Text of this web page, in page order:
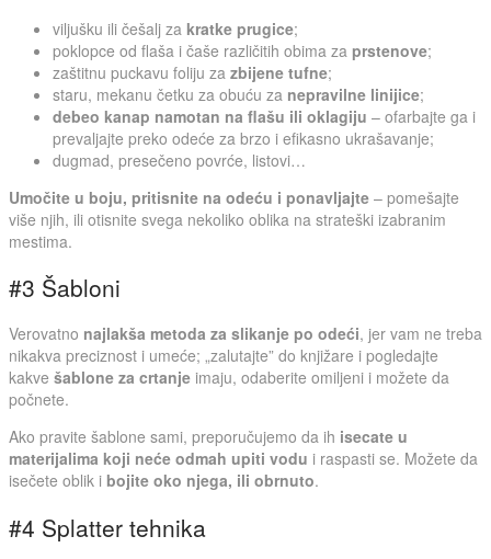
viljušku ili češalj za kratke prugice;
poklopce od flaša i čaše različitih obima za prstenove;
zaštitnu puckavu foliju za zbijene tufne;
staru, mekanu četku za obuću za nepravilne linijice;
debeo kanap namotan na flašu ili oklagiju – ofarbajte ga i
prevaljajte preko odeće za brzo i efikasno ukrašavanje;
dugmad, presečeno povrće, listovi…
Umočite u boju, pritisnite na odeću i ponavljajte – pomešajte
više njih, ili otisnite svega nekoliko oblika na strateški izabranim
mestima.
#3 Šabloni
Verovatno najlakša metoda za slikanje po odeći, jer vam ne treba
nikakva preciznost i umeće; „zalutajte” do knjižare i pogledajte
kakve šablone za crtanje imaju, odaberite omiljeni i možete da
počnete.
Ako pravite šablone sami, preporučujemo da ih isecate u
materijalima koji neće odmah upiti vodu i raspasti se. Možete da
isečete oblik i bojite oko njega, ili obrnuto.
#4 Splatter tehnika